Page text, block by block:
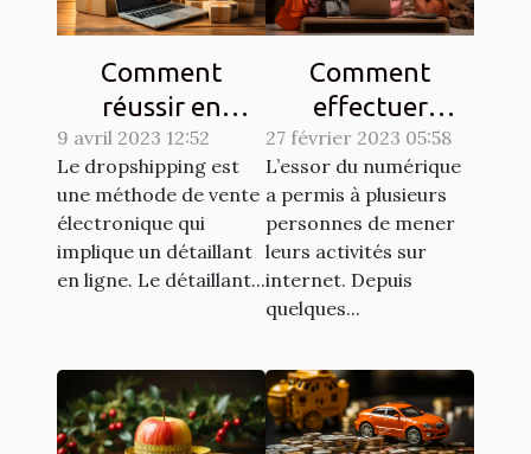
Comment
réussir en
dropshipping ?
9 avril 2023 12:52
Le dropshipping est
une méthode de vente
électronique qui
implique un détaillant
en ligne. Le détaillant...
Comment
effectuer
efficacement
des achats en
ligne ?
27 février 2023 05:58
L’essor du numérique
a permis à plusieurs
personnes de mener
leurs activités sur
internet. Depuis
quelques...